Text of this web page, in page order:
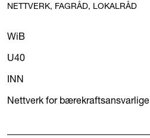
NETTVERK, FAGRÅD, LOKALRÅD
WiB
U40
INN
Nettverk for bærekraftsansvarlige